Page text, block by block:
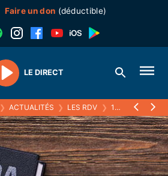
Faire un don (déductible)
Play
LE DIRECT
❯ ACTUALITÉS ❯ LES RDV ❯ 14 MARS 2023